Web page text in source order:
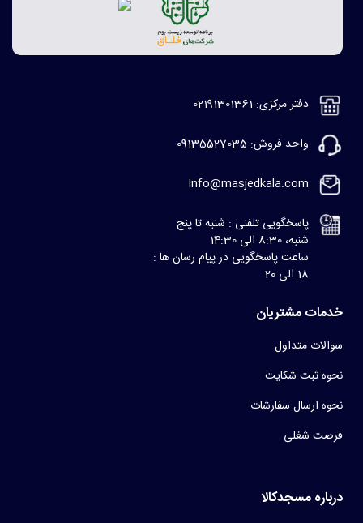
دفتر مرکزی: 02191301361
واحد فروش: 09135527035
Info@masjedkala.com
پاسخگویی تلفنی : شنبه تا پنج
شنبه، 8:30 الی 14:30
ساعت پاسخگویی در پیام رسان ها :
18 الی 20
خدمات مشتریان
سوالات متداول
نحوه ثبت شکایت
نحوه ارسال سفارشات
فرصت شغلی
درباره مسجدکالا